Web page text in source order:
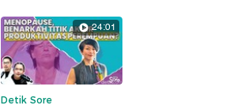
24:01
Detik Sore